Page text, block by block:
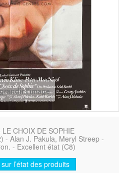
l'image
CHOIX DE SOPHIE
- Alan J. Pakula, Meryl Streep -
- Excellent état (C8)
l’état des produits